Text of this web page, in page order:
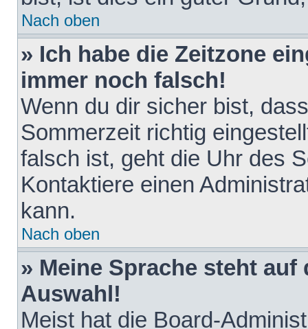
Nach oben
» Ich habe die Zeitzone
immer noch falsch!
Wenn du dir sicher bist,
Sommerzeit richtig
falsch ist, geht die Uhr des
Kontaktiere einen
kann.
Nach oben
» Meine Sprache steht
Auswahl!
Meist hat die Board-